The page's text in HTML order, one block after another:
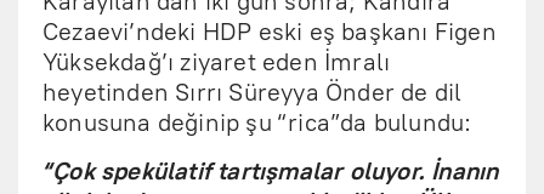
Cezaevi’ndeki HDP eski eş başkanı Figen
Yüksekdağ’ı ziyaret eden İmralı
heyetinden Sırrı Süreyya Önder de dil
konusuna değinip şu “rica”da bulundu:
“Çok spekülatif tartışmalar oluyor. İnanın